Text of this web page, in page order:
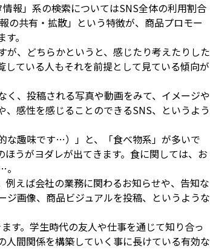
報」系の検索についてはSNS全体の利用割合
の共有・拡散」という特徴が、商品プロモー
。
、どちらかというと、感じたり考えたりした
ている人もそれを前提として見ている傾向が
く、投稿される写真や動画をみて、イメージや
感性を感じることのできるSNS、というよう
な趣味です…）」と、「食べ物系」が多いで
うがヨダレが出てきます。食に関しては、お
えば会社の業務に関わるお知らせや、告知な
画像、商品ビジュアルを投稿、というような
す。学生時代の友人や仕事を通じて知り合っ
間関係を構築していく事に長けている有効な